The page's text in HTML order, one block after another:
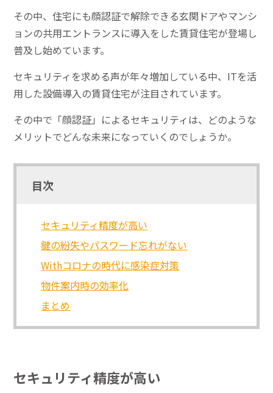
その中、住宅にも顔認証で解除できる玄関ドアやマンシ
ョンの共用エントランスに導入をした賃貸住宅が登場し
普及し始めています。
セキュリティを求める声が年々増加している中、ITを活
用した設備導入の賃貸住宅が注目されています。
その中で「顔認証」によるセキュリティは、どのような
メリットでどんな未来になっていくのでしょうか。
目次
セキュリティ精度が高い
鍵の紛失やパスワード忘れがない
Withコロナの時代に感染症対策
物件案内時の効率化
まとめ
セキュリティ精度が高い